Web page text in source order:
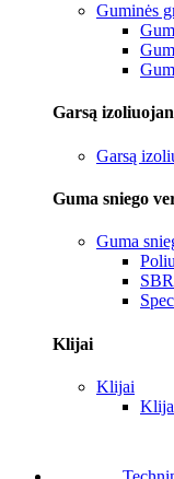
Guminės
Garsą
Garsą
Guma sniego
Guma
Klijai
Klijai